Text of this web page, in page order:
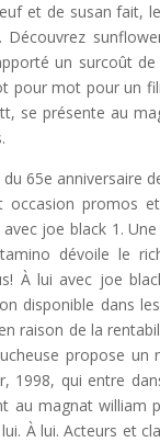
et de susan fait,
un surcoût
pour mot pour un
se présente au
65e anniversaire
promos
joe black 1.
dévoile le
À lui avec joe
disponible dans
raison de la
propose
1998, qui entre
au magnat william
À lui. Acteurs et